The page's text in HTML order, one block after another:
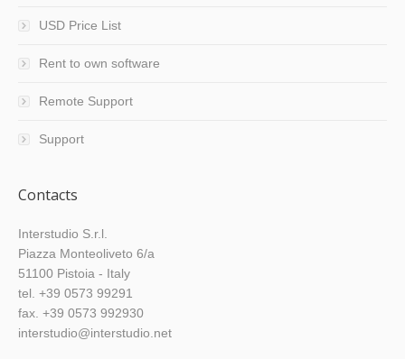
USD Price List
Rent to own software
Remote Support
Support
Contacts
Interstudio S.r.l.
Piazza Monteoliveto 6/a
51100 Pistoia - Italy
tel. +39 0573 99291
fax. +39 0573 992930
interstudio@interstudio.net